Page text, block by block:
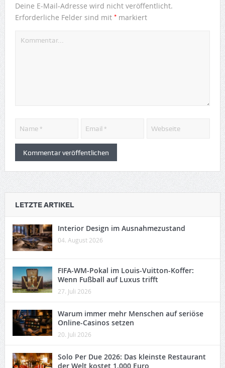
Deine E-Mail-Adresse wird nicht veröffentlicht.
Erforderliche Felder sind mit *markiert
LETZTE ARTIKEL
Interior Design im Ausnahmezustand
04. August 2026
FIFA-WM-Pokal im Louis-Vuitton-Koffer:
Wenn Fußball auf Luxus trifft
27. Juli 2026
Warum immer mehr Menschen auf seriöse
Online-Casinos setzen
20. Juli 2026
Solo Per Due 2026: Das kleinste Restaurant
der Welt kostet 1.000 Euro